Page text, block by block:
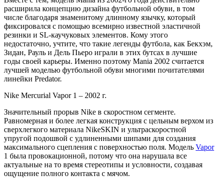
расширила концепцию дизайна футбольной обуви, в том
числе благодаря знаменитому длинному язычку, который
фиксировался с помощью всемирно известной эластичной
резинки и SL-каучуковых элементов. Кому этого
недостаточно, учтите, что такие легенды футбола, как Бекхэм,
Зидан, Рауль и Дель Пьеро играли в этих бутсах в лучшие
годы своей карьеры. Именно поэтому Mania 2002 считается
лучшей моделью футбольной обуви многими почитателями
линейки Predator.
Nike Mercurial Vapor 1 – 2002 г.
Значительный прорыв Nike в скоростном сегменте.
Равномерная и более легкая конструкция с цельным верхом из
сверхлегкого материала NikeSKIN и ультраскоростной
упругой подошвой с удлиненными шипами для создания
максимального сцепления с поверхностью поля. Модель Vapor
1 была провокационной, потому что она нарушала все
актуальные на то время стереотипы и условности, создавая
ощущение полного контакта с мячом.